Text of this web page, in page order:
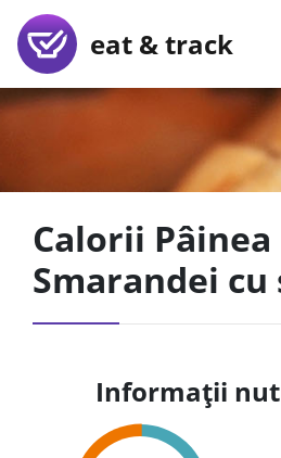
eat & track
Calorii Pâinea
Smarandei
Informații